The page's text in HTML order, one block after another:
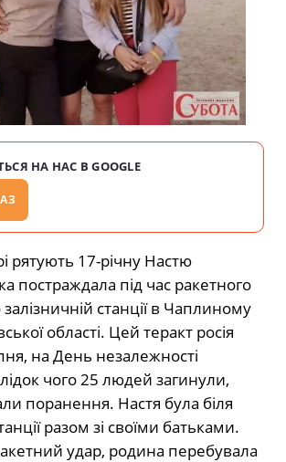
НА НАС В GOOGLE
рятують 17-річну Настю
постраждала під час ракетного
залізничній станції в Чаплиному
області. Цей теракт росія
на День незалежності
чого 25 людей загинули,
поранення. Настя була біля
разом зі своїми батьками.
удар, родина перебувала